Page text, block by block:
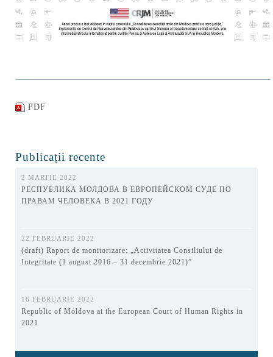
PDF
Publicații recente
2 MARTIE 2022
РЕСПУБЛИКА МОЛДОВА В ЕВРОПЕЙСКОМ СУДЕ ПО
ПРАВАМ ЧЕЛОВЕКА В 2021 ГОДУ
22 FEBRUARIE 2022
(draft) Raport de monitorizare: „Activitatea Consiliului de
Integritate (1 august 2016 – 31 decembrie 2021)”
16 FEBRUARIE 2022
Republic of Moldova at the European Court of Human Rights in
2021